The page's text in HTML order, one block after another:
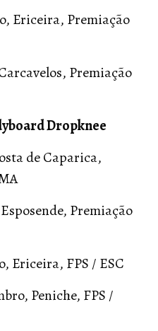
Ericeira, Premiação
Premiação
Dropknee
de Caparica,
Premiação
Ericeira, FPS / ESC
Peniche, FPS /